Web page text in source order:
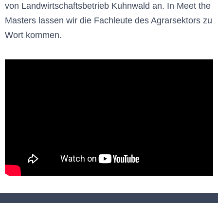
von Landwirtschaftsbetrieb Kuhnwald an. In Meet the
Masters lassen wir die Fachleute des Agrarsektors zu
Wort kommen.